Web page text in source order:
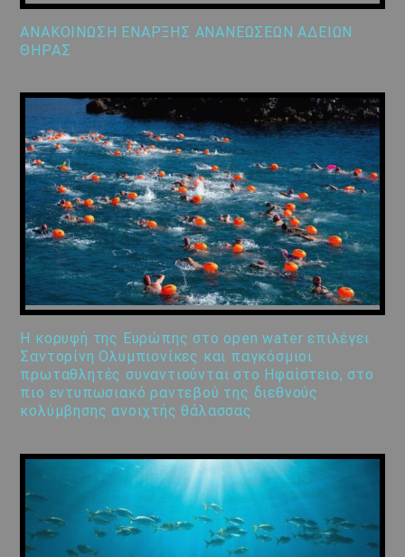
ΑΝΑΚΟΙΝΩΣΗ ΕΝΑΡΞΗΣ ΑΝΑΝΕΩΣΕΩΝ ΑΔΕΙΩΝ
ΘΗΡΑΣ
Η κορυφή της Ευρώπης στο open water επιλέγει
Σαντορίνη Ολυμπιονίκες και παγκόσμιοι
πρωταθλητές συναντιούνται στο Ηφαίστειο, στο
πιο εντυπωσιακό ραντεβού της διεθνούς
κολύμβησης ανοιχτής θάλασσας